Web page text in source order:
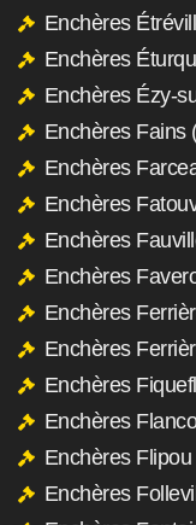
Enchères
Enchères
Enchères Ézy-
Enchères Fains
Enchères
Enchères
Enchères
Enchères
Enchères
Enchères
Enchères
Enchères
Enchères
Enchères